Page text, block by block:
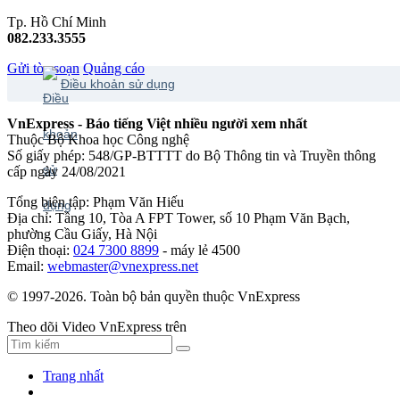
Tp. Hồ Chí Minh
082.233.3555
Gửi tòa soạn Quảng cáo
Điều khoản sử dụng
VnExpress - Báo tiếng Việt nhiều người xem nhất
Thuộc Bộ Khoa học Công nghệ
Số giấy phép: 548/GP-BTTTT do Bộ Thông tin và Truyền thông
cấp ngày 24/08/2021
Tổng biên tập: Phạm Văn Hiếu
Địa chỉ: Tầng 10, Tòa A FPT Tower, số 10 Phạm Văn Bạch,
phường Cầu Giấy, Hà Nội
Điện thoại: 024 7300 8899 - máy lẻ 4500
Email: webmaster@vnexpress.net
© 1997-2026. Toàn bộ bản quyền thuộc VnExpress
Theo dõi Video VnExpress trên
Trang nhất